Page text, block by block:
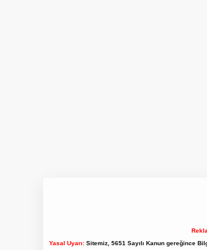
Yasal Uyarı:Sitemiz, 5651 Sayılı Kanun gereğince